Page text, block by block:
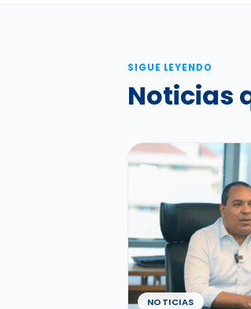
SIGUE LEYENDO
Noticias
NOTICIAS